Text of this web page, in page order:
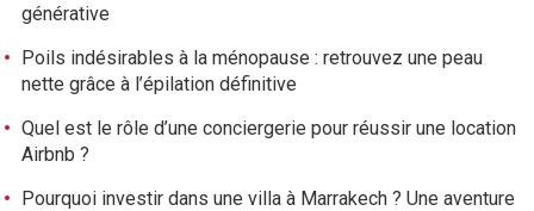
générative
Poils indésirables à la ménopause : retrouvez une peau
nette grâce à l’épilation définitive
Quel est le rôle d’une conciergerie pour réussir une location
Airbnb ?
Pourquoi investir dans une villa à Marrakech ? Une aventure